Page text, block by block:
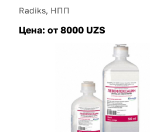
Radiks, НПП
Цена: от 8000 UZS